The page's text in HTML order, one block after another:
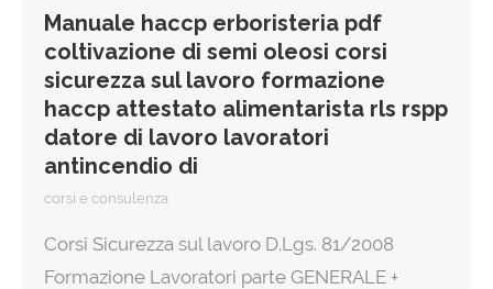
Manuale haccp erboristeria pdf
coltivazione di semi oleosi corsi
sicurezza sul lavoro formazione
haccp attestato alimentarista rls rspp
datore di lavoro lavoratori
antincendio di
corsi e consulenza
Corsi Sicurezza sul lavoro D.Lgs. 81/2008
Formazione Lavoratori parte GENERALE +